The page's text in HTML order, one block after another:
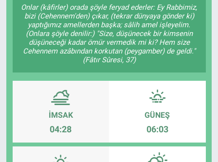
Onlar (kâfirler) orada şöyle feryad ederler: Ey Rabbimiz,
bizi (Cehennem'den) çıkar, (tekrar dünyaya gönder ki)
yaptığımız amellerden başka; sâlih amel işleyelim.
(Onlara şöyle denilir:) "Size, düşünecek bir kimsenin
düşüneceği kadar ömür vermedik mi ki? Hem size
Cehennem azâbından korkutan (peygamber) de geldi."
(Fâtır Sûresi, 37)
İMSAK
04:28
GÜNEŞ
06:03
Estetik ve Güzellik